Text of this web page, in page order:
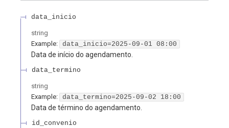
data_inicio
string
Example:
data_inicio=2025-09-01 08:00
Data de início do agendamento.
data_termino
string
Example:
data_termino=2025-09-02 18:00
Data de término do agendamento.
id_convenio